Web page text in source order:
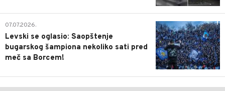
1
07.07.2026.
Levski se oglasio: Saopštenje
bugarskog šampiona nekoliko sati pred
meč sa Borcem!